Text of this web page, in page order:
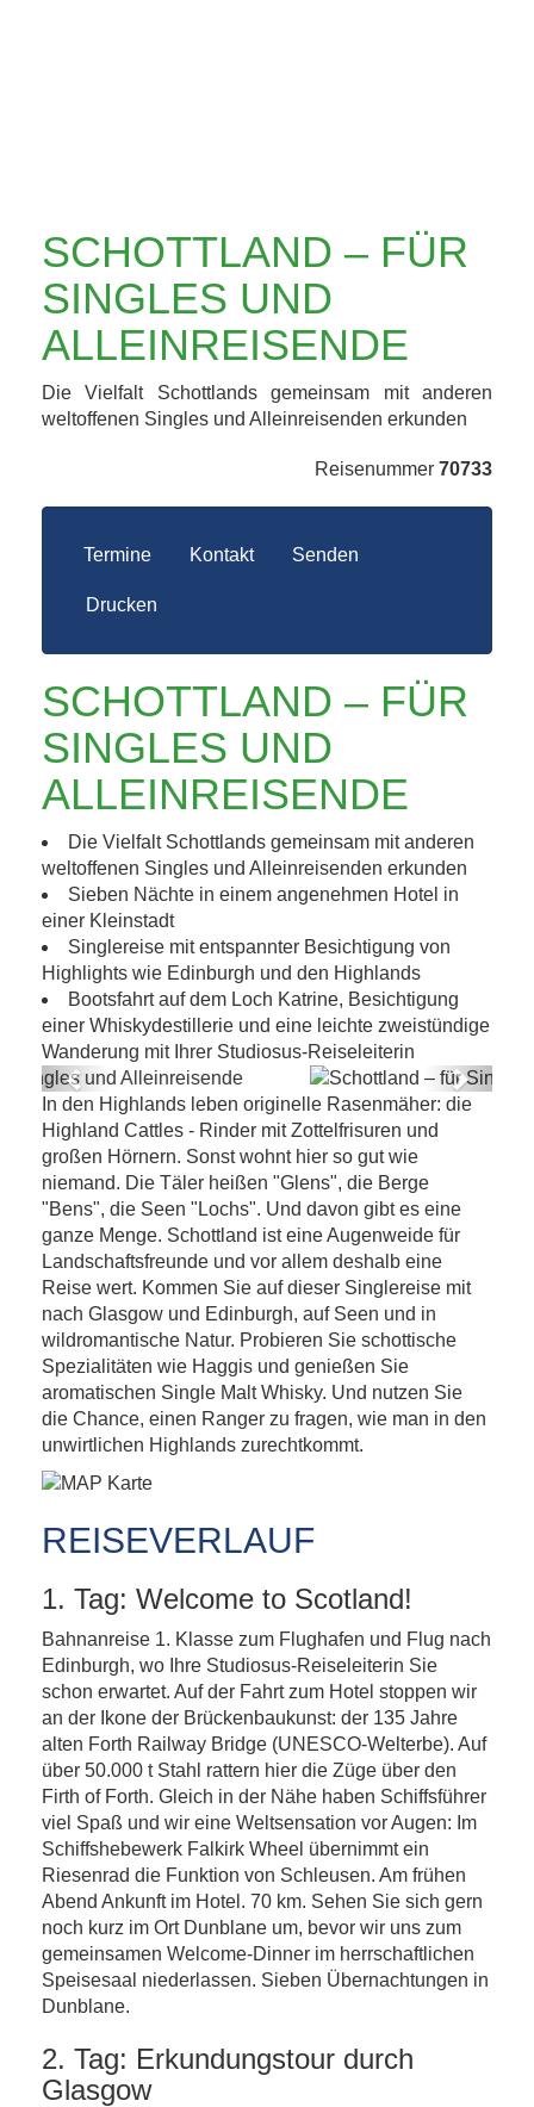
SCHOTTLAND – FÜR
SINGLES UND
ALLEINREISENDE
Die Vielfalt Schottlands gemeinsam mit anderen
weltoffenen Singles und Alleinreisenden erkunden
Reisenummer 70733
Termine Kontakt Senden
Drucken
SCHOTTLAND – FÜR
SINGLES UND
ALLEINREISENDE
Die Vielfalt Schottlands gemeinsam mit anderen
weltoffenen Singles und Alleinreisenden erkunden
Sieben Nächte in einem angenehmen Hotel in
einer Kleinstadt
Singlereise mit entspannter Besichtigung von
Highlights wie Edinburgh und den Highlands
Bootsfahrt auf dem Loch Katrine, Besichtigung
einer Whiskydestillerie und eine leichte zweistündige
Wanderung mit Ihrer Studiosus-Reiseleiterin
Schottland – für Singles und
Alleinreisende
Previous Next
In den Highlands leben originelle Rasenmäher: die
Highland Cattles - Rinder mit Zottelfrisuren und
großen Hörnern. Sonst wohnt hier so gut wie
niemand. Die Täler heißen "Glens", die Berge
"Bens", die Seen "Lochs". Und davon gibt es eine
ganze Menge. Schottland ist eine Augenweide für
Landschaftsfreunde und vor allem deshalb eine
Reise wert. Kommen Sie auf dieser Singlereise mit
nach Glasgow und Edinburgh, auf Seen und in
wildromantische Natur. Probieren Sie schottische
Spezialitäten wie Haggis und genießen Sie
aromatischen Single Malt Whisky. Und nutzen Sie
die Chance, einen Ranger zu fragen, wie man in den
unwirtlichen Highlands zurechtkommt.
REISEVERLAUF
1. Tag: Welcome to Scotland!
Bahnanreise 1. Klasse zum Flughafen und Flug nach
Edinburgh, wo Ihre Studiosus-Reiseleiterin Sie
schon erwartet. Auf der Fahrt zum Hotel stoppen wir
an der Ikone der Brückenbaukunst: der 135 Jahre
alten Forth Railway Bridge (UNESCO-Welterbe). Auf
über 50.000 t Stahl rattern hier die Züge über den
Firth of Forth. Gleich in der Nähe haben Schiffsführer
viel Spaß und wir eine Weltsensation vor Augen: Im
Schiffshebewerk Falkirk Wheel übernimmt ein
Riesenrad die Funktion von Schleusen. Am frühen
Abend Ankunft im Hotel. 70 km. Sehen Sie sich gern
noch kurz im Ort Dunblane um, bevor wir uns zum
gemeinsamen Welcome-Dinner im herrschaftlichen
Speisesaal niederlassen. Sieben Übernachtungen in
Dunblane.
2. Tag: Erkundungstour durch
Glasgow